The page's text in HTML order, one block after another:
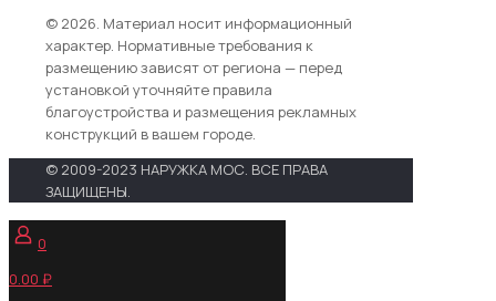
© 2026. Материал носит информационный
характер. Нормативные требования к
размещению зависят от региона — перед
установкой уточняйте правила
благоустройства и размещения рекламных
конструкций в вашем городе.
© 2009-2023 НАРУЖКА МОС. ВСЕ ПРАВА
ЗАЩИЩЕНЫ.
0
0.00 ₽